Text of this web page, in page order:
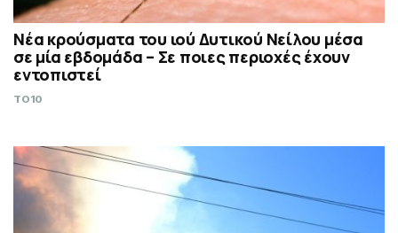
Νέα κρούσματα του ιού Δυτικού Νείλου μέσα
σε μία εβδομάδα – Σε ποιες περιοχές έχουν
εντοπιστεί
TO10